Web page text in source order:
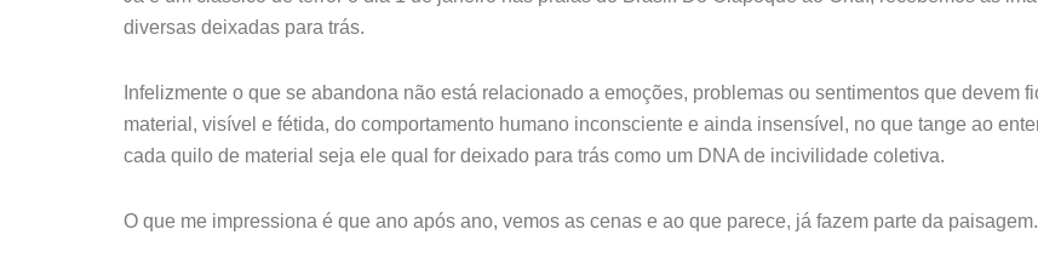
diversas deixadas para trás.
Infelizmente o que se abandona não está relacionado a emoções, problemas ou sentimentos que devem
material, visível e fétida, do comportamento humano inconsciente e ainda insensível, no que tange ao
cada quilo de material seja ele qual for deixado para trás como um DNA de incivilidade coletiva.
O que me impressiona é que ano após ano, vemos as cenas e ao que parece, já fazem parte da paisagem.